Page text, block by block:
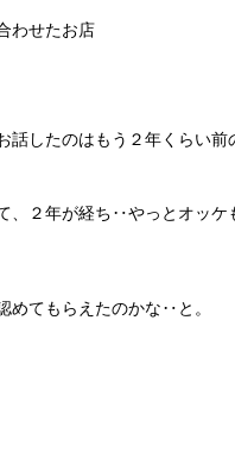
わせたお店
したのはもう２年くらい前
、２年が経ち‥やっとオッケ
めてもらえたのかな‥と。